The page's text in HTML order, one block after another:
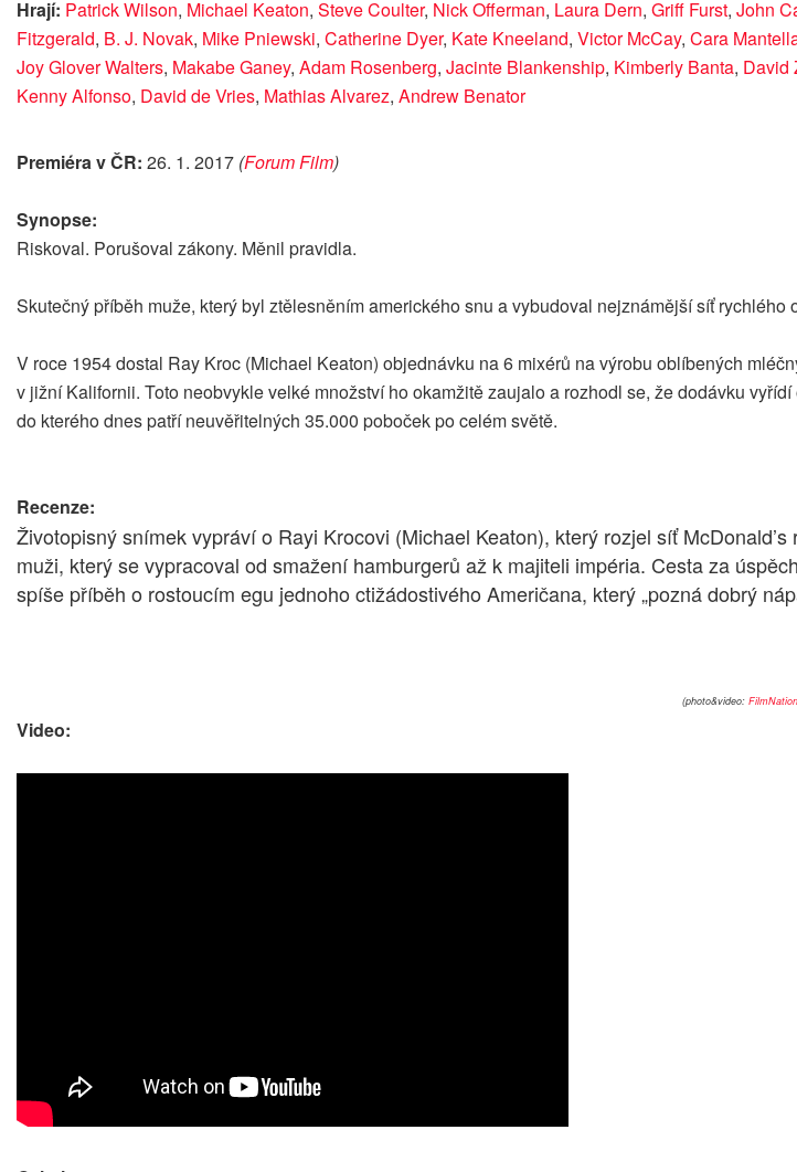
Hrají: Patrick Wilson, Michael Keaton, Steve Coulter, Nick Offerman, Laura Dern, Griff Furst, John
Fitzgerald, B. J. Novak, Mike Pniewski, Catherine Dyer, Kate Kneeland, Victor McCay, Cara
Joy Glover Walters, Makabe Ganey, Adam Rosenberg, Jacinte Blankenship, Kimberly Banta, David
Kenny Alfonso, David de Vries, Mathias Alvarez, Andrew Benator
Premiéra v ČR: 26. 1. 2017 (Forum Film)
Synopse:
Riskoval. Porušoval zákony. Měnil pravidla.
Skutečný příběh muže, který byl ztělesněním amerického snu a vybudoval nejznámější síť rychlého
V roce 1954 dostal Ray Kroc (Michael Keaton) objednávku na 6 mixérů na výrobu oblíbených
v jižní Kalifornii. Toto neobvykle velké množství ho okamžitě zaujalo a rozhodl se, že dodávku
do kterého dnes patří neuvěřitelných 35.000 poboček po celém světě.
Recenze:
Životopisný snímek vypráví o Rayi Krocovi (Michael Keaton), který rozjel síť
muži, který se vypracoval od smažení hamburgerů až k majiteli impéria. Cesta za
spíše příběh o rostoucím egu jednoho ctižádostivého Američana, který „pozná dobrý
(photo&video:
Video: